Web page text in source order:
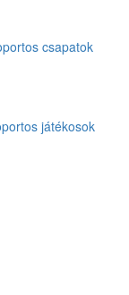
csapatok
játékosok